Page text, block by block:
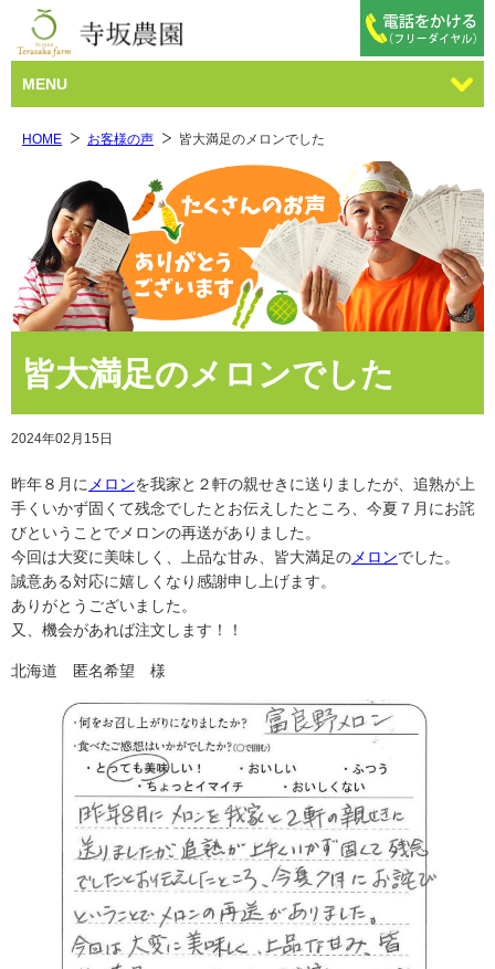
MENU
HOME お客様の声 皆大満足のメロンでした
皆大満足のメロンでした
2024年02月15日
昨年８月に メロンを我家と２軒の親せきに送りましたが、追熟が上
手くいかず固くて残念でしたとお伝えしたところ、今夏７月にお詫
びということでメロンの再送がありました。
今回は大変に美味しく、上品な甘み、皆大満足の メロンでした。
誠意ある対応に嬉しくなり感謝申し上げます。
ありがとうございました。
又、機会があれば注文します！！
北海道 匿名希望 様